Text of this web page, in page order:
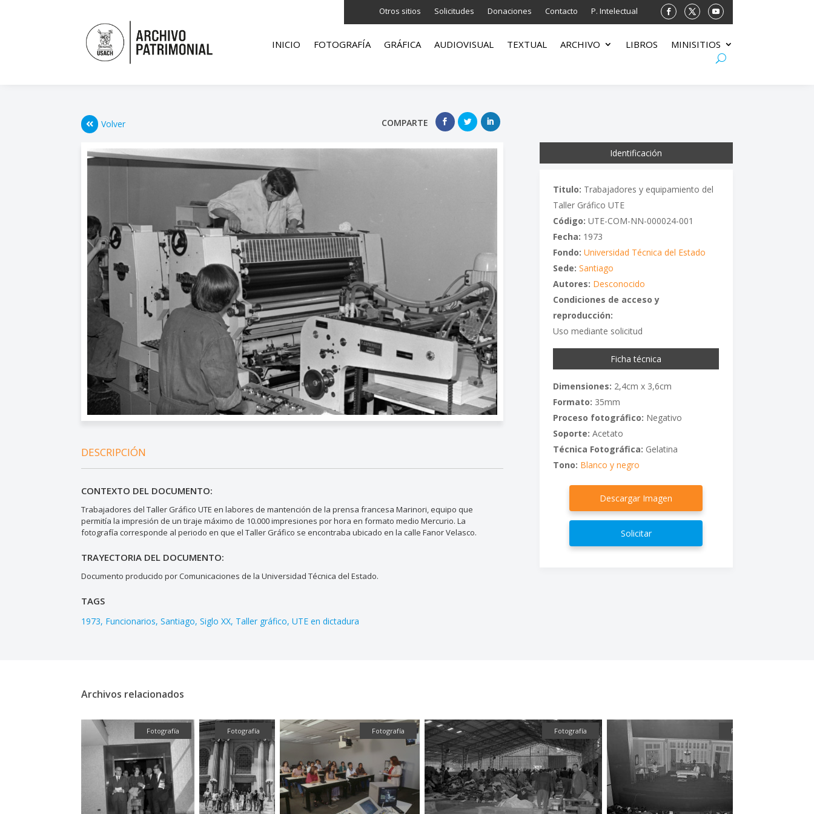
Otros sitios Solicitudes Donaciones Contacto P. Intelectual
INICIO FOTOGRAFÍA GRÁFICA AUDIOVISUAL TEXTUAL ARCHIVO LIBROS MINISITIOS
Volver COMPARTE
DESCRIPCIÓN
CONTEXTO DEL DOCUMENTO:
Trabajadores del Taller Gráfico UTE en labores de mantención de la prensa francesa Marinori, equipo que
permitía la impresión de un tiraje máximo de 10.000 impresiones por hora en formato medio Mercurio. La
fotografía corresponde al periodo en que el Taller Gráfico se encontraba ubicado en la calle Fanor Velasco.
TRAYECTORIA DEL DOCUMENTO:
Documento producido por Comunicaciones de la Universidad Técnica del Estado.
TAGS
1973 Funcionarios Santiago Siglo XX Taller gráfico UTE en dictadura
Identificación
Titulo: Trabajadores y equipamiento del
Taller Gráfico UTE
Código: UTE-COM-NN-000024-001
Fecha: 1973
Fondo: Universidad Técnica del Estado
Sede: Santiago
Autores: Desconocido
Condiciones de acceso y
reproducción:
Uso mediante solicitud
Ficha técnica
Dimensiones: 2,4cm x 3,6cm
Formato: 35mm
Proceso fotográfico: Negativo
Soporte: Acetato
Técnica Fotográfica: Gelatina
Tono: Blanco y negro
Descargar Imagen
Solicitar
Archivos relacionados
Fotografía Fotografía Fotografía Fotografía Fotografía